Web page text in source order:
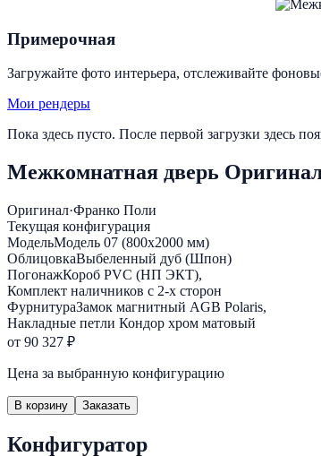
Примерочная
Загружайте фото интерьера, отслеживайте
Мои рендеры
Пока здесь пусто. После первой загрузки здесь
Межкомнатная дверь
Оригинал·Франко Поли
Текущая конфигурация
МодельМодель 07 (800х2000 мм)
ОблицовкаВыбеленный дуб (Шпон)
ПогонажКороб PVC (НП ЭКТ),
Комплект наличников с 2-х сторон
ФурнитураЗамок магнитный AGB Polaris,
Накладные петли Кондор хром матовый
от 90 327 ₽
Цена за выбранную конфигурацию
В корзину Заказать
Конфигуратор